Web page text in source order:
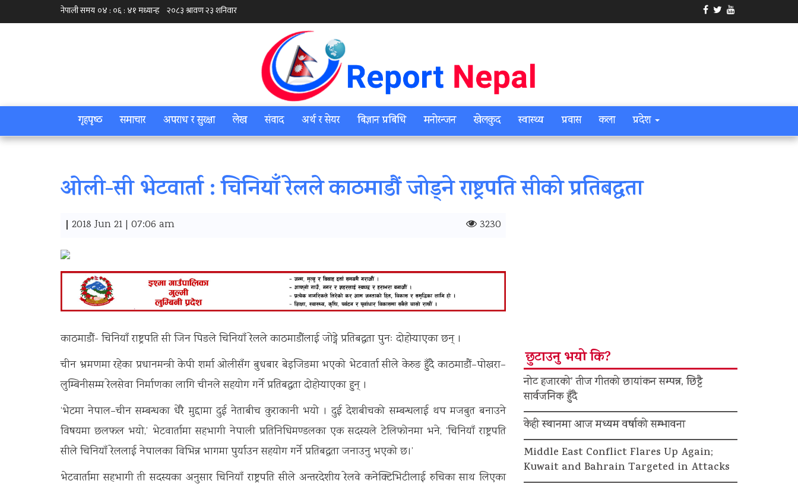
गृहपृष्‍ठ समाचार अपराध र सुरक्षा लेख संवाद अर्थ र सेयर बिज्ञान प्रबिधि मनोरन्जन खेलकुद स्वास्थ्य प्रवास कला प्रदेश
ओली-सी भेटवार्ता : चिनियाँ रेलले काठमाडौं जोड्‍ने राष्ट्रपति सीको प्रतिबद्धता
| 2018 Jun 21 | 07:06 am 3230
काठमाडौं- चिनियाँ राष्ट्रपति सी जिन पिङले चिनियाँ रेलले काठमाडौंलाई जोड्ने प्रतिबद्धता पुनः दोहोर्‍याएका छन् ।
चीन भ्रमणमा रहेका प्रधानमन्त्री केपी शर्मा ओलीसँग बुधबार बेइजिङमा भएको भेटवार्ता सीले केरुङ हुँदै काठमाडौं–पोखरा–
लुम्बिनीसम्म रेलसेवा निर्माणका लागि चीनले सहयोग गर्ने प्रतिबद्धता दोहोर्‍याएका हुन् ।
‘भेटमा नेपाल–चीन सम्बन्धका धेरै मुद्दामा दुई नेताबीच कुराकानी भयो । दुई देशबीचको सम्बन्धलाई थप मजबुत बनाउने
विषयमा छलफल भयो,’ भेटवार्तामा सहभागी नेपाली प्रतिनिधिमण्डलका एक सदस्यले टेलिफोनमा भने, ‘चिनियाँ राष्ट्रपति
सीले चिनियाँ रेललाई नेपालका विभिन्न भागमा पुर्याउन सहयोग गर्ने प्रतिबद्धता जनाउनु भएको छ।’
भेटवार्तामा सहभागी ती सदस्यका अनुसार चिनियाँ राष्ट्रपति सीले अन्तरदेशीय रेलवे कनेक्टिभिटीलाई रुचिका साथ लिएका
छुटाउनु भयो कि?
नोट हजारको’ तीज गीतको छायांकन सम्पन्न, छिट्टै
सार्वजनिक हुँदै
केही स्थानमा आज मध्यम वर्षाको सम्भावना
Middle East Conflict Flares Up Again;
Kuwait and Bahrain Targeted in Attacks